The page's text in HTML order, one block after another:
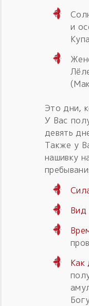
и
Это дни,
У Вас
девять
Также у
нашивку
Вид
Как